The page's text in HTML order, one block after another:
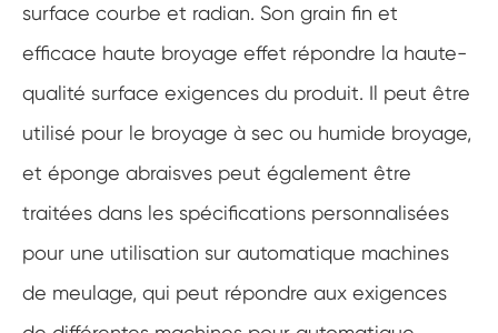
surface courbe et radian. Son grain fin et
efficace haute broyage effet répondre la haute-
qualité surface exigences du produit. Il peut être
utilisé pour le broyage à sec ou humide broyage,
et éponge abraisves peut également être
traitées dans les spécifications personnalisées
pour une utilisation sur automatique machines
de meulage, qui peut répondre aux exigences